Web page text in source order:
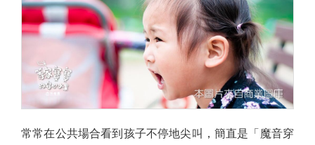
常常在公共場合看到孩子不停地尖叫，簡直是「魔音穿